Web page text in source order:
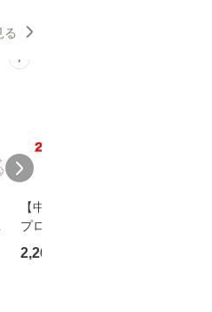
る
7
【中古】 野ブタ。を
プロデュース [DVD-B
OX] / バップ [DVD]
【メール便送料無料】
2,266